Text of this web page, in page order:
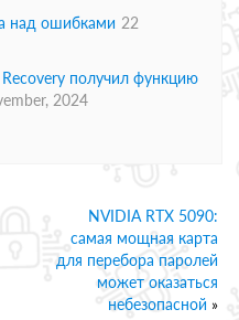
над ошибками 22
получил функцию
2024
NVIDIA RTX 5090:
самая мощная карта
для перебора паролей
может оказаться
небезопасной »